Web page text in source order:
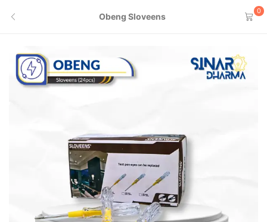
Obeng Sloveens
0